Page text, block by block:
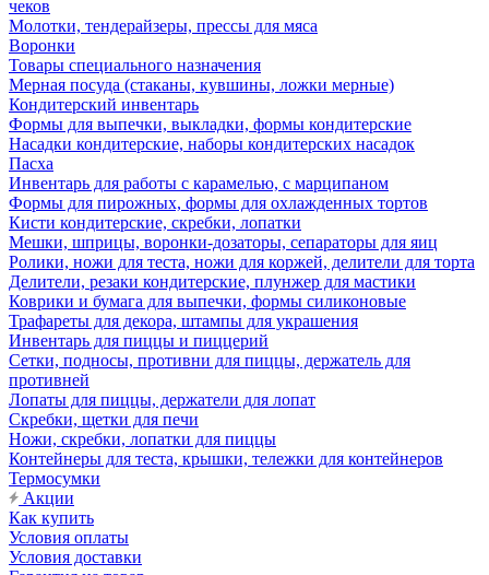
чеков
Молотки, тендерайзеры, прессы для мяса
Воронки
Товары специального назначения
Мерная посуда (стаканы, кувшины, ложки мерные)
Кондитерский инвентарь
Формы для выпечки, выкладки, формы кондитерские
Насадки кондитерские, наборы кондитерских насадок
Пасха
Инвентарь для работы с карамелью, с марципаном
Формы для пирожных, формы для охлажденных тортов
Кисти кондитерские, скребки, лопатки
Мешки, шприцы, воронки-дозаторы, сепараторы для яиц
Ролики, ножи для теста, ножи для коржей, делители для торта
Делители, резаки кондитерские, плунжер для мастики
Коврики и бумага для выпечки, формы силиконовые
Трафареты для декора, штампы для украшения
Инвентарь для пиццы и пиццерий
Сетки, подносы, противни для пиццы, держатель для
противней
Лопаты для пиццы, держатели для лопат
Скребки, щетки для печи
Ножи, скребки, лопатки для пиццы
Контейнеры для теста, крышки, тележки для контейнеров
Термосумки
Акции
Как купить
Условия оплаты
Условия доставки